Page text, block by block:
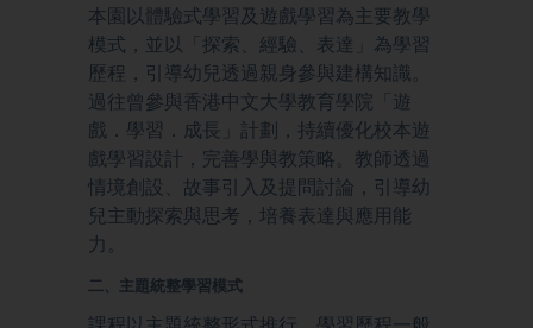
本園以體驗式學習及遊戲學習為主要教學
模式，並以「探索、經驗、表達」為學習
歷程，引導幼兒透過親身參與建構知識。
過往曾參與香港中文大學教育學院「遊
戲．學習．成長」計劃，持續優化校本遊
戲學習設計，完善學與教策略。教師透過
情境創設、故事引入及提問討論，引導幼
兒主動探索與思考，培養表達與應用能
力。
二、主題統整學習模式